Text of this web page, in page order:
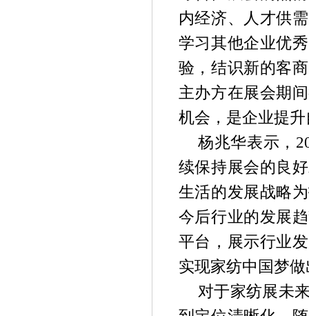
内经济、人才供
学习其他企业优
验，结识新的客
主办方在展会期
机会，是企业提
杨兆华表示，
续保持展会的良
生活的发展战略
今后行业的发展
平台，展示行业
实现家纺中国梦
对于家纺展未